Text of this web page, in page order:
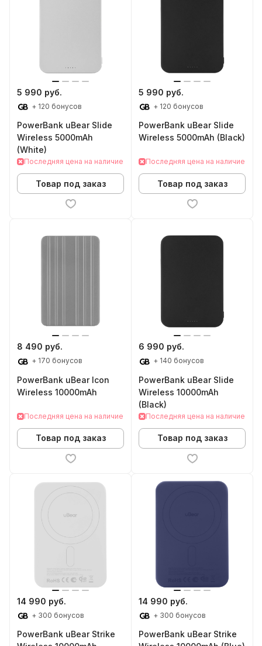
5 990 руб.
+ 120 бонусов
PowerBank uBear Slide
Wireless 5000mAh
(White)
Последняя цена на наличие
Товар под заказ
5 990 руб.
+ 120 бонусов
PowerBank uBear Slide
Wireless 5000mAh (Black)
Последняя цена на наличие
Товар под заказ
8 490 руб.
+ 170 бонусов
PowerBank uBear Icon
Wireless 10000mAh
Последняя цена на наличие
Товар под заказ
6 990 руб.
+ 140 бонусов
PowerBank uBear Slide
Wireless 10000mAh
(Black)
Последняя цена на наличие
Товар под заказ
14 990 руб.
+ 300 бонусов
PowerBank uBear Strike
14 990 руб.
+ 300 бонусов
PowerBank uBear Strike